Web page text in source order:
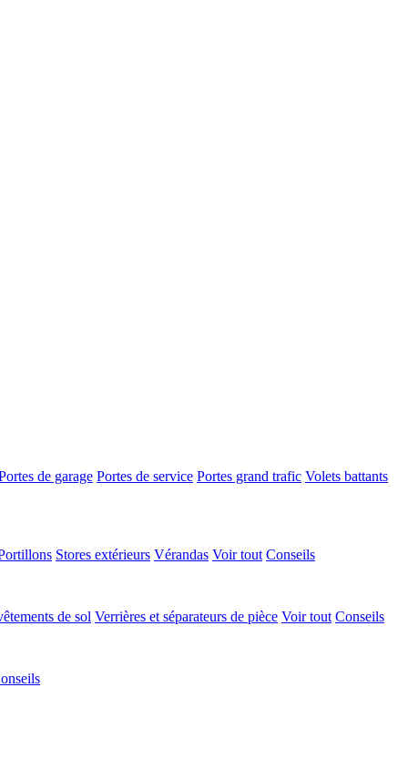
de garage Portes de service Portes grand trafic Volets battants
Stores extérieurs Vérandas Voir tout Conseils
de sol Verrières et séparateurs de pièce Voir tout Conseils